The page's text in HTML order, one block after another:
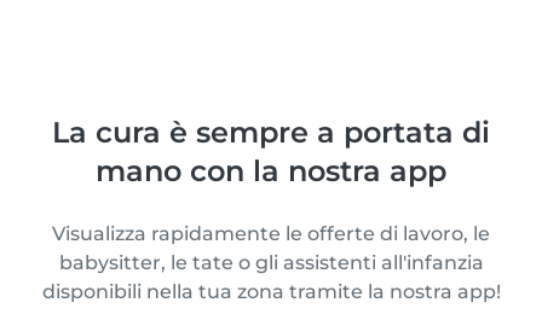
La cura è sempre a portata di
mano con la nostra app
Visualizza rapidamente le offerte di lavoro, le
babysitter, le tate o gli assistenti all'infanzia
disponibili nella tua zona tramite la nostra app!